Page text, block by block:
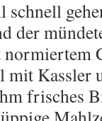
schnell
der
mit
frisches